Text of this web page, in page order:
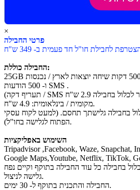
×
פרטי החבילה
לחבילת חו"ל חד פעמית ב- 349 ש"ח
החבילה כוללת:
25GB לגלישה במדינות נבחרות, 500 דקות שיחה יוצאות לארץ / נכנסות
ו- 500 הודעות SMS .
(תעריף דקה / SMS מעבר לכלול בחבילה 2.9 ש"ח). תעריף דקת שיחה
מקומית / בינלאומית: 4.9 ש"ח.
בחבילה גלישתך תחסם. (למעט לקוח עסקי
הפתוח לגלישה בחו"ל).
השימוש באפליקציות
Tripadvisor ,Facebook, Waze, Snapchat,
Google Maps,Youtube, Netflix, TikTok,
בחבילה כל עוד החבילה בתוקף וקיים נפח
גלישה לניצול.
החבילה והתכנית בתוקף ל- 30 ימים.